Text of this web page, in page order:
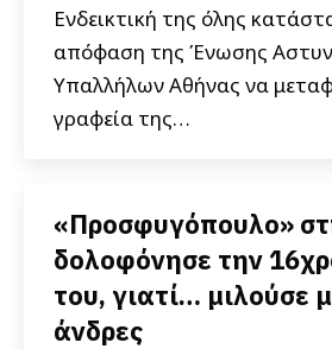
Ενδεικτική της όλης
απόφαση της Ένωσης
Υπαλλήλων Αθήνας να
γραφεία της…
«Προσφυγόπουλο»
δολοφόνησε την
του, γιατί… μιλούσε
άνδρες